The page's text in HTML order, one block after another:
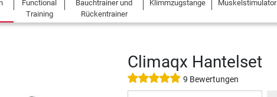
Functional
Training
Bauchtrainer und
Rückentrainer
Klimmzugstange Muskelstimulator
Climaqx Hantelset
9 Bewertungen